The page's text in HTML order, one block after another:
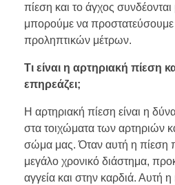
πίεση και το άγχος
μπορούμε να
προληπτικών μέτρων.
Τι είναι η αρτηριακή πίεση
επηρεάζει;
Η αρτηριακή πίεση είναι η
στα τοιχώματα των αρτηριών
σώμα μας. Όταν αυτή η πίεση
μεγάλο χρονικό διάστημα,
αγγεία και στην καρδιά. Αυτή